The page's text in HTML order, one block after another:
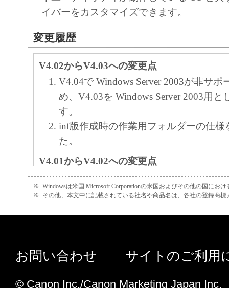
イバーをカスタマイズできます。
変更履歴
V4.02からV4.03への変更点
V4.04で Windows Server 2003が非サポ
め、V4.03を Windows Server 2003用と
す。
inf版作成時の作業用フォルダーの仕様
た。
V4.01からV4.02への変更点
Universal LIPS4 Printer Driver Ver.1.10
た。
Universal LIPS4 Printer Driver Ver.1.00
※ Windowsは米国 Microsoft Corporationの米国およびその他の国にお
※ その他、本文中に記載されている社名や商品名は、各社の登録商標
お問い合わせ サイトのご利用
© Canon Inc./Canon Marketing Japan Inc.